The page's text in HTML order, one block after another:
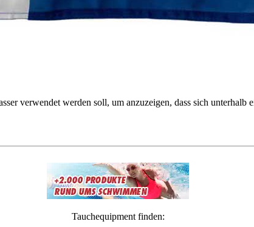
verwendet werden soll, um anzuzeigen, dass sich
Tauchequipment finden: